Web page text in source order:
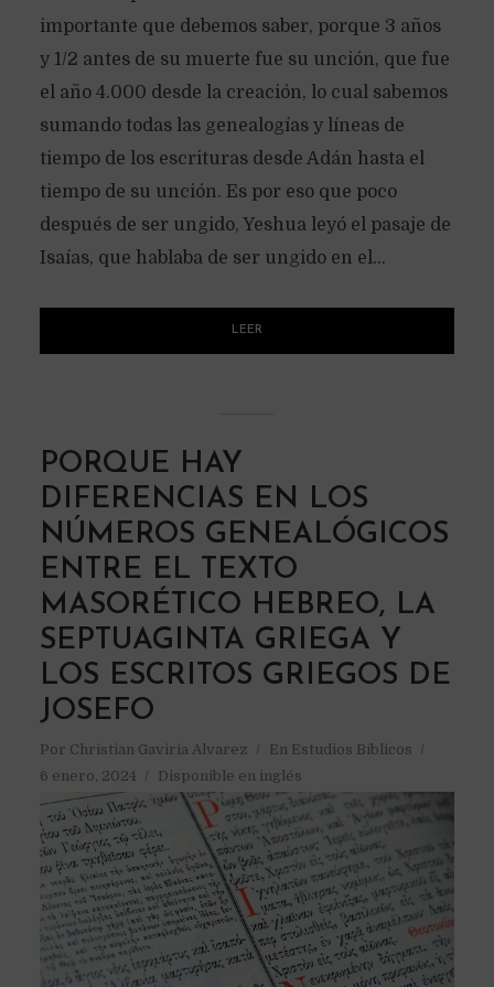
importante que debemos saber, porque 3 años
y 1/2 antes de su muerte fue su unción, que fue
el año 4.000 desde la creación, lo cual sabemos
sumando todas las genealogías y líneas de
tiempo de los escrituras desde Adán hasta el
tiempo de su unción. Es por eso que poco
después de ser ungido, Yeshua leyó el pasaje de
Isaías, que hablaba de ser ungido en el...
LEER
PORQUE HAY
DIFERENCIAS EN LOS
NÚMEROS GENEALÓGICOS
ENTRE EL TEXTO
MASORÉTICO HEBREO, LA
SEPTUAGINTA GRIEGA Y
LOS ESCRITOS GRIEGOS DE
JOSEFO
Por Christian Gaviria Alvarez En Estudios Bíblicos
6 enero, 2024
Disponible en inglés